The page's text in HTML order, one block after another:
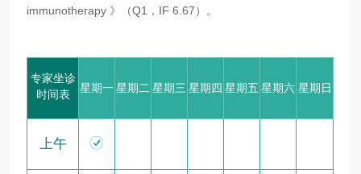
immunotherapy 》（Q1，IF 6.67）。
专家坐诊
时间表
星期一 星期二 星期三 星期四 星期五 星期六 星期日
上午 